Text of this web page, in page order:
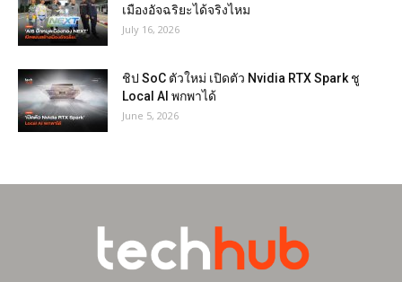
เมืองอัจฉริยะได้จริงไหม
July 16, 2026
ชิป SoC ตัวใหม่ เปิดตัว Nvidia RTX Spark ชู
Local AI พกพาได้
June 5, 2026